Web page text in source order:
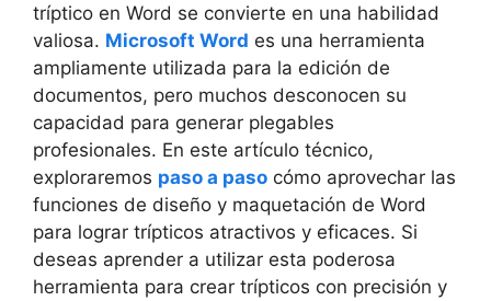
tríptico en Word se convierte en una habilidad
valiosa. Microsoft Word es una herramienta
ampliamente utilizada para la edición de
documentos, pero muchos desconocen su
capacidad para generar plegables
profesionales. En este artículo técnico,
exploraremos paso a paso cómo aprovechar las
funciones de diseño y maquetación de Word
para lograr trípticos atractivos y eficaces. Si
deseas aprender a utilizar esta poderosa
herramienta para crear trípticos con precisión y